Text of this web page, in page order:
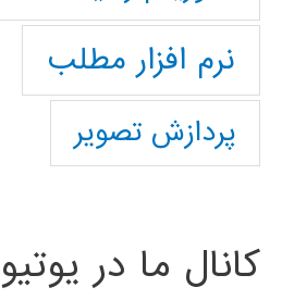
نرم افزار مطلب
پردازش تصویر
کانال ما در